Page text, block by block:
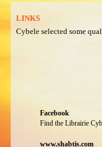
LINKS
Cybele selected some
Facebook
Find the Librairie
www.shabtis.com